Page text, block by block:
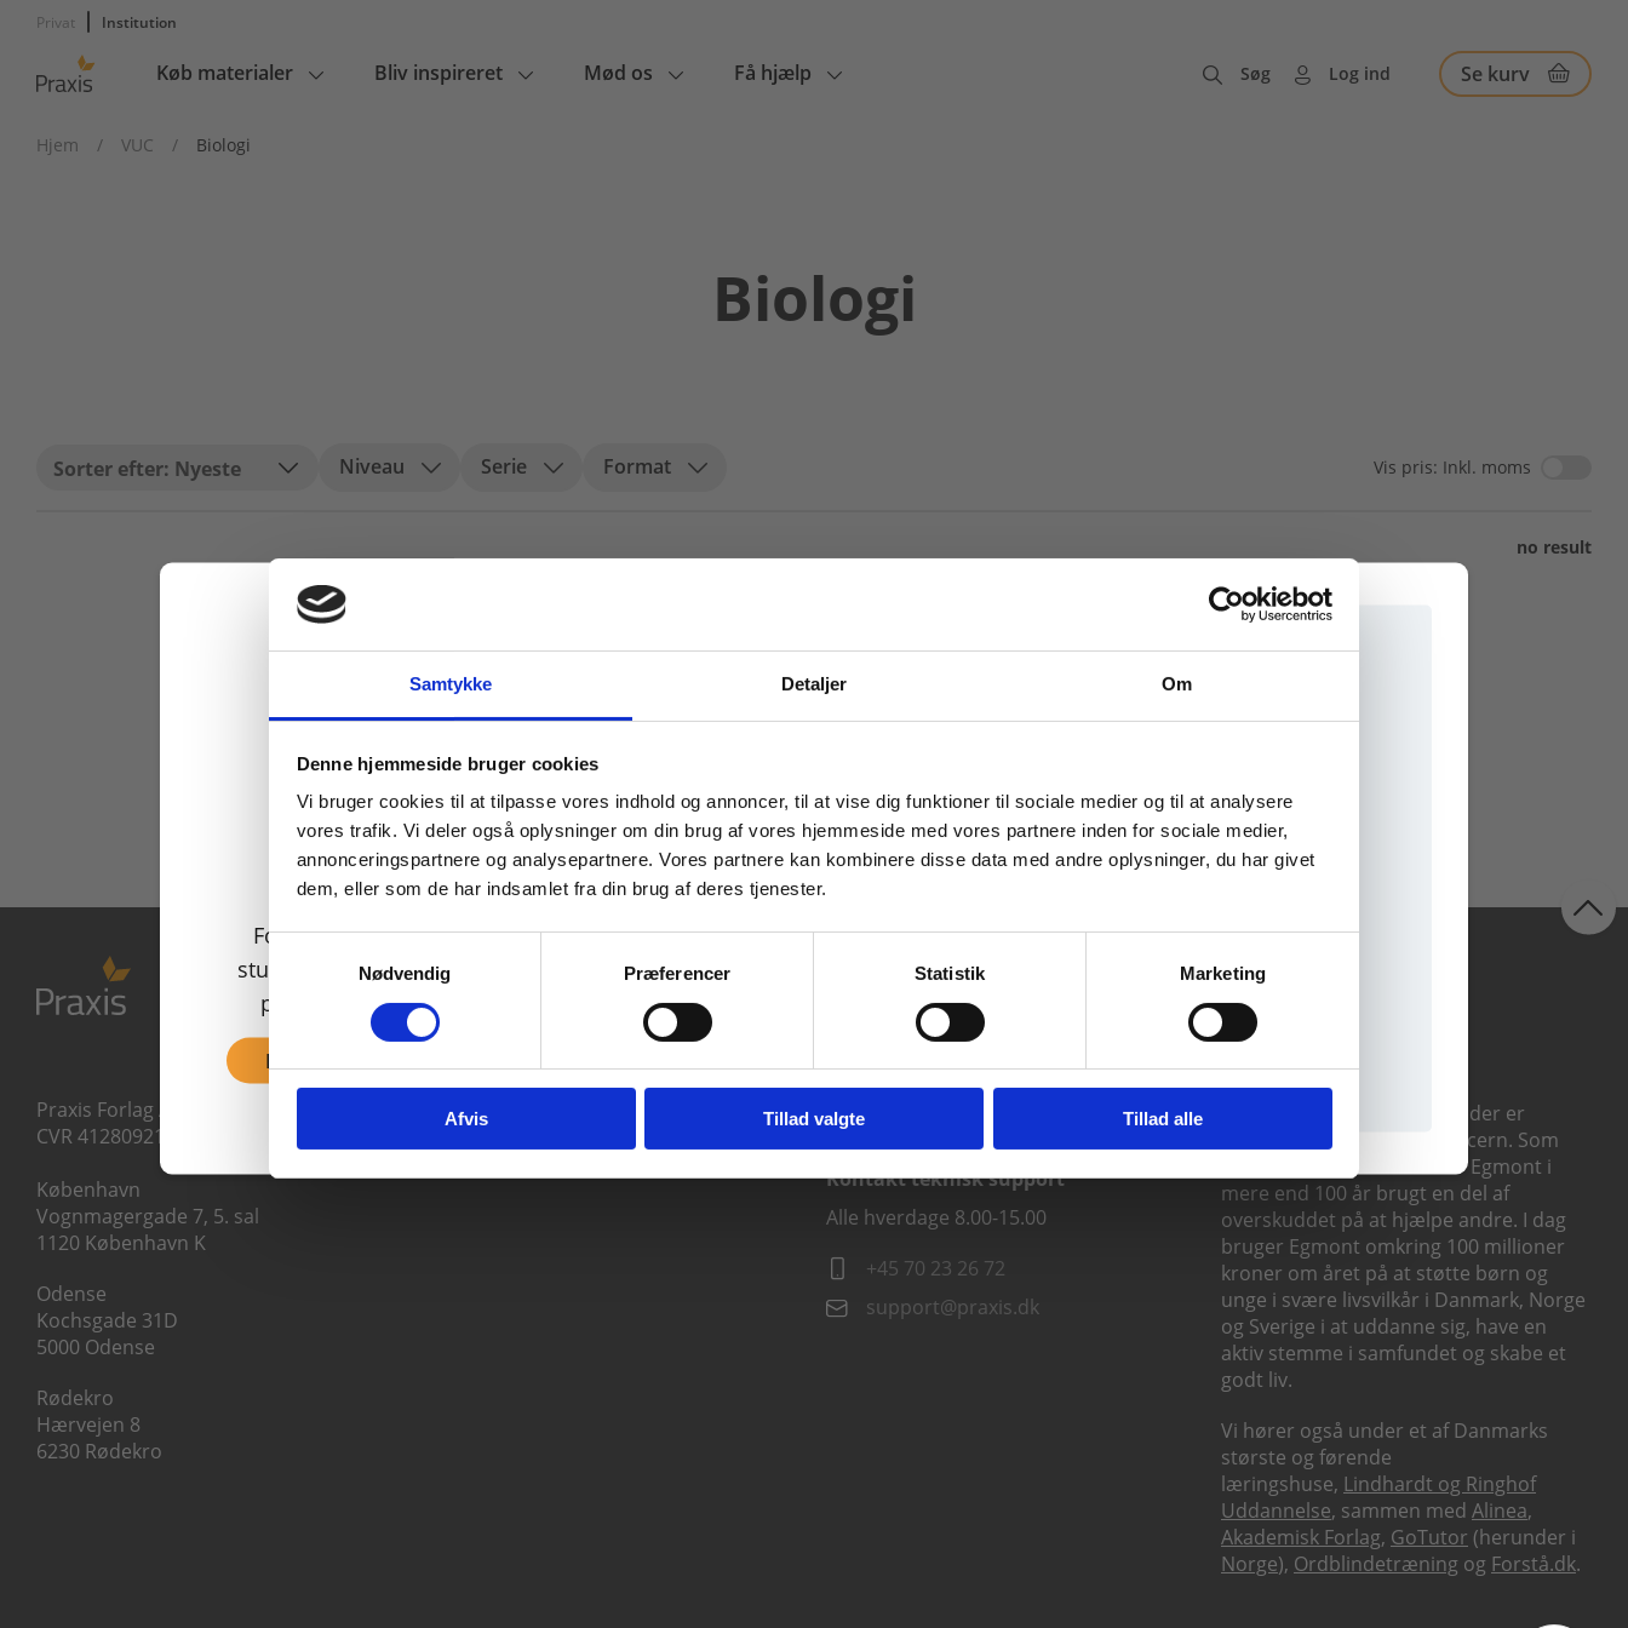
Samtykke Detaljer Om
Denne hjemmeside bruger cookies
Vi bruger cookies til at tilpasse vores indhold og annoncer, til at vise dig funktioner til sociale medier og til at analysere
vores trafik. Vi deler også oplysninger om din brug af vores hjemmeside med vores partnere inden for sociale medier,
annonceringspartnere og analysepartnere. Vores partnere kan kombinere disse data med andre oplysninger, du har givet
dem, eller som de har indsamlet fra din brug af deres tjenester.
Samtykkevalg
Nødvendig
Præferencer Statistik Marketing
Afvis Tillad valgte Tillad alle
Privat Institution
Main
Køb materialer Bliv inspireret Mød os Få hjælp Søg Log ind Se kurv
Hjem / VUC / Biologi
Biologi
Nyeste Niveau Serie Format Vis pris: Inkl. moms
no result
Ingen resultater
Praxis Forlag A/S
CVR 41280921
København
Vognmagergade 7, 5. sal
1120 København K
Odense
Kochsgade 31D
5000 Odense
Rødekro
Hærvejen 8
6230 Rødekro
Kontakt kundeservice
Alle hverdage kl. 10.00-15.00
info@praxis.dk
Kontakt teknisk support
Alle hverdage 8.00-15.00
+45 70 23 26 72
support@praxis.dk
Følg os
Praxis er en del af Egmont, der er
Nordens største mediekoncern. Som
erhvervsdrivende fond har Egmont i
mere end 100 år brugt en del af
overskuddet på at hjælpe andre. I dag
bruger Egmont omkring 100 millioner
kroner om året på at støtte børn og
unge i svære livsvilkår i Danmark, Norge
og Sverige i at uddanne sig, have en
aktiv stemme i samfundet og skabe et
godt liv.
Vi hører også under et af Danmarks
største og førende
læringshuse, Lindhardt og Ringhof
Uddannelse, sammen med Alinea,
Akademisk Forlag, GoTutor (herunder i
Norge), Ordblindetræning og Forstå.dk.
Køb læremidler og find masterclasses mm.
For privatkunder og
studerende. Du får vist
priser inkl. moms.
Fortsæt som privat
For institutioner og
virksomheder. Du får
vist priser ekskl. moms.
Tilgå dine onlinematerialer